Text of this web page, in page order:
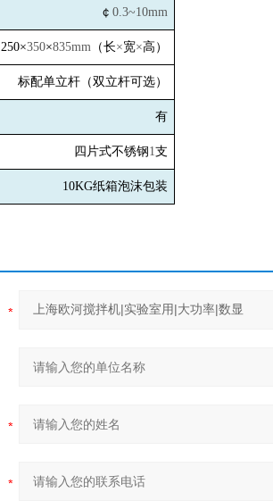
￠ 0.3~10mm
250×350×835mm （长×宽×高）
标配单立杆（双立杆可选）
有
四片式不锈钢 1支
10KG纸箱泡沫包装